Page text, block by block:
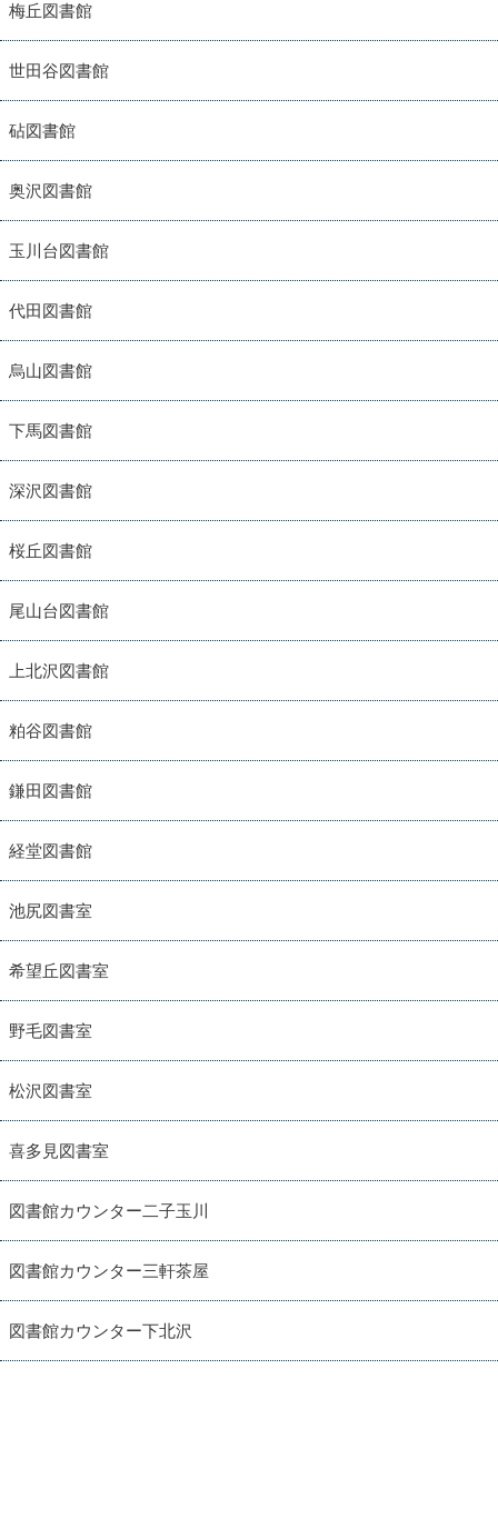
梅丘図書館
世田谷図書館
砧図書館
奥沢図書館
玉川台図書館
代田図書館
烏山図書館
下馬図書館
深沢図書館
桜丘図書館
尾山台図書館
上北沢図書館
粕谷図書館
鎌田図書館
経堂図書館
池尻図書室
希望丘図書室
野毛図書室
松沢図書室
喜多見図書室
図書館カウンター二子玉川
図書館カウンター三軒茶屋
図書館カウンター下北沢